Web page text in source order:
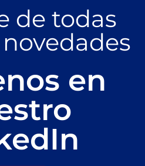
de todas
en